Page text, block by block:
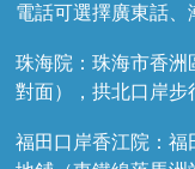
電話可選擇廣東話
珠海院：珠海市香洲
對面），拱北口岸步
福田口岸香江院：福